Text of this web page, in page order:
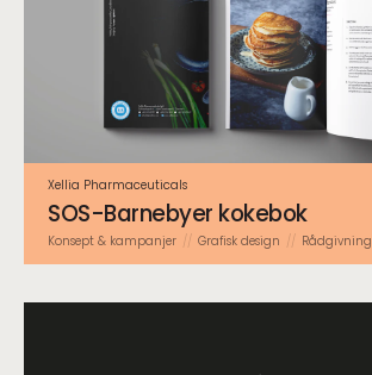
Xellia Pharmaceuticals
SOS-Barnebyer kokebok
Konsept & kampanjer Grafisk design Rådgivning